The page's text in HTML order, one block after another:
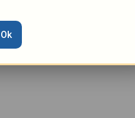
rodiny o
v Sedlci
Ok